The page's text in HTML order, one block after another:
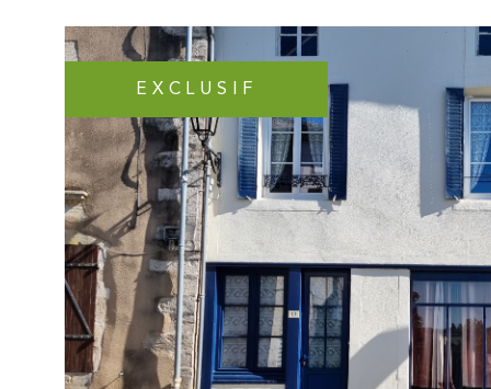
EXCLUSIF
VOIR LE